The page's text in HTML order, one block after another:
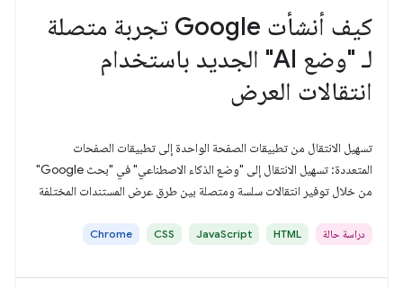
كيف أنشأت Google تجربة متصلة
لـ "وضع AI" الجديد باستخدام
انتقالات العرض
تسهيل الانتقال من تطبيقات الصفحة الواحدة إلى تطبيقات الصفحات
المتعددة: تسهيل الانتقال إلى "وضع الذكاء الاصطناعي" في "بحث Google"
من خلال توفير انتقالات سلسة ومتصلة بين طرق عرض المستندات المختلفة
دراسة حالة HTML
JavaScript
CSS
Chrome